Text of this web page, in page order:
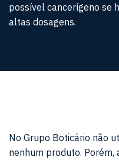
possível cancerígeno se
altas dosagens.
No Grupo Boticário não
nenhum produto.